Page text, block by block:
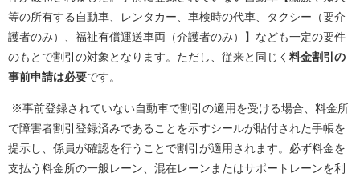
等の所有する自動車、レンタカー、車検時の代車、タクシー（要介
護者のみ）、福祉有償運送車両（介護者のみ）】なども一定の要件
のもとで割引の対象となります。ただし、従来と同じく 料金割引の
事前申請は必要です。
※事前登録されていない自動車で割引の適用を受ける場合、料金所
で障害者割引登録済みであることを示すシールが貼付された手帳を
提示し、係員が確認を行うことで割引が適用されます。必ず料金を
支払う料金所の一般レーン、混在レーンまたはサポートレーンを利